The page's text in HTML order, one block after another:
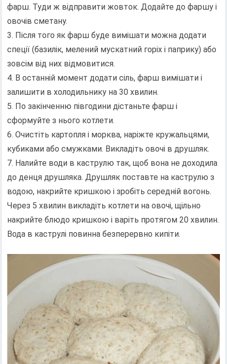
фарш. Туди ж відправити жовток. Додайте до фаршу і
овочів сметану.
3. Після того як фарш буде вимішати можна додати
спеції (базилік, мелений мускатний горіх і паприку) або
зовсім від них відмовитися.
4. В останній момент додати сіль, фарш вимішати і
залишити в холодильнику на 30 хвилин.
5. По закінченню півгодини дістаньте фарш і
сформуйте з нього котлети.
6. Очистіть картопля і морква, наріжте кружальцями,
кубиками або смужками. Викладіть овочі в друшляк.
7. Налийте води в каструлю так, щоб вона не доходила
до денця друшляка. Друшляк поставте на каструлю з
водою, накрийте кришкою і зробіть середній вогонь.
Через 5 хвилин викладіть котлети на овочі, щільно
накрийте блюдо кришкою і варіть протягом 20 хвилин.
Вода в каструлі повинна безперервно кипіти.